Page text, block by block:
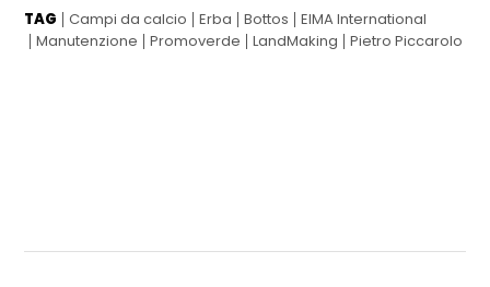
TAG Campi da calcio Erba Bottos
EIMA International
Manutenzione
Promoverde LandMaking Pietro Piccarolo